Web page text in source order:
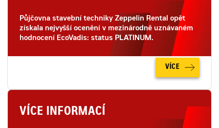
Půjčovna stavební techniky Zeppelin Rental opět
získala nejvyšší ocenění v mezinárodně uznávaném
hodnocení EcoVadis: status PLATINUM.
VÍCE
VÍCE INFORMACÍ